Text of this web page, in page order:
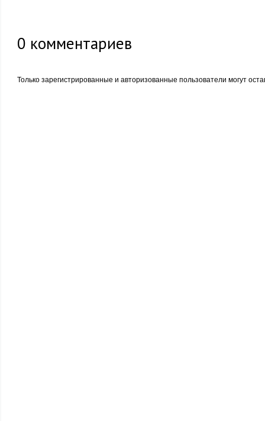
0 комментариев
Только зарегистрированные и авторизованные пользователи могут